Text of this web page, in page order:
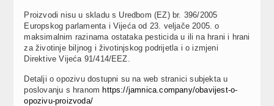
Proizvodi nisu u skladu s Uredbom (EZ) br. 396/2005
Europskog parlamenta i Vijeća od 23. veljače 2005. o
maksimalnim razinama ostataka pesticida u ili na hrani i hrani
za životinje biljnog i životinjskog podrijetla i o izmjeni
Direktive Vijeća 91/414/EEZ.
Detalji o opozivu dostupni su na web stranici subjekta u
poslovanju s hranom https://jamnica.company/obavijest-o-
opozivu-proizvoda/